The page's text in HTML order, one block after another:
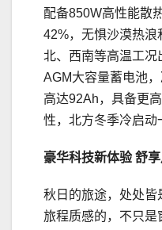
配备850W高性能散
42%，无惧沙漠热浪
北、西南等高温工况
AGM大容量蓄电池
高达92Ah，具备更
性，北方冬季冷启动
豪华科技新体验舒享
秋日的旅途，处处皆
旅程质感的，不只是